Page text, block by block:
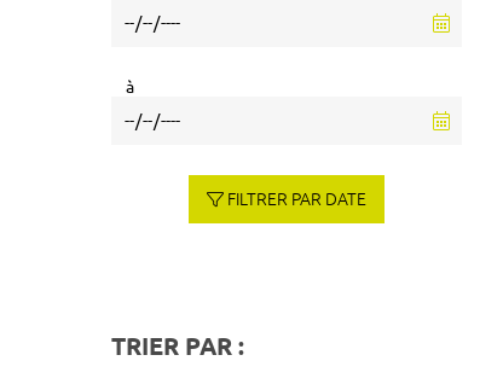
à
FILTRER PAR DATE
TRIER PAR :